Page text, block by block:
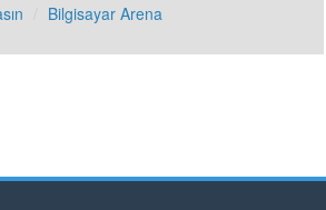
Bilgisayar Arena